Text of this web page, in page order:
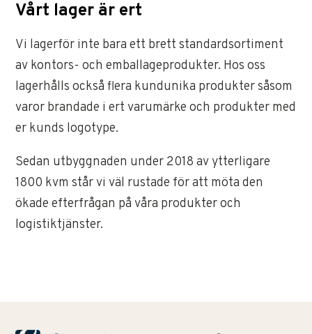
Vårt lager är ert
Vi lagerför inte bara ett brett standardsortiment
av kontors- och emballageprodukter. Hos oss
lagerhålls också flera kundunika produkter såsom
varor brandade i ert varumärke och produkter med
er kunds logotype.
Sedan utbyggnaden under 2018 av ytterligare
1800 kvm står vi väl rustade för att möta den
ökade efterfrågan på våra produkter och
logistiktjänster.